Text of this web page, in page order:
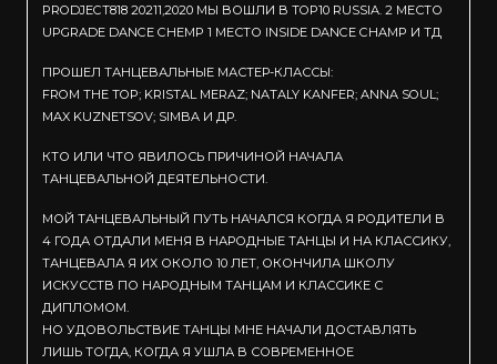
PRODJECT818 20211,2020 МЫ ВОШЛИ В TOP10 RUSSIA. 2 МЕСТО
UPGRADE DANCE CHEMP 1 МЕСТО INSIDE DANCE CHAMP И ТД
ПРОШЕЛ ТАНЦЕВАЛЬНЫЕ МАСТЕР-КЛАССЫ:
FROM THE TOP; KRISTAL MERAZ; NATALY KANFER; ANNA SOUL;
MAX KUZNETSOV; SIMBA И ДР.
КТО ИЛИ ЧТО ЯВИЛОСЬ ПРИЧИНОЙ НАЧАЛА
ТАНЦЕВАЛЬНОЙ ДЕЯТЕЛЬНОСТИ.
МОЙ ТАНЦЕВАЛЬНЫЙ ПУТЬ НАЧАЛСЯ КОГДА Я РОДИТЕЛИ В
4 ГОДА ОТДАЛИ МЕНЯ В НАРОДНЫЕ ТАНЦЫ И НА КЛАССИКУ,
ТАНЦЕВАЛА Я ИХ ОКОЛО 10 ЛЕТ, ОКОНЧИЛА ШКОЛУ
ИСКУССТВ ПО НАРОДНЫМ ТАНЦАМ И КЛАССИКЕ С
ДИПЛОМОМ.
НО УДОВОЛЬСТВИЕ ТАНЦЫ МНЕ НАЧАЛИ ДОСТАВЛЯТЬ
ЛИШЬ ТОГДА, КОГДА Я УШЛА В СОВРЕМЕННОЕ